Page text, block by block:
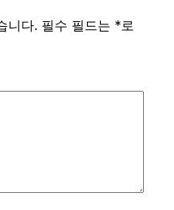
니다. 필수 필드는 *로